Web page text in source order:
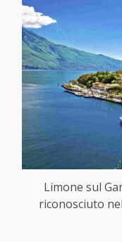
Limone sul
riconosciuto